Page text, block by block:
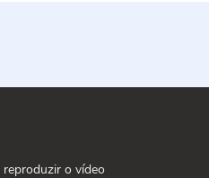
o vídeo